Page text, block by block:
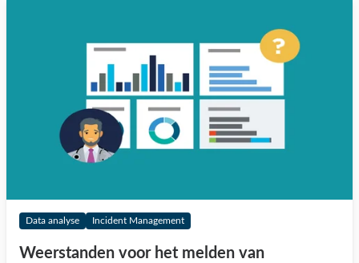
Data analyse Incident Management
Weerstanden voor het melden van